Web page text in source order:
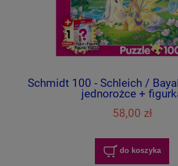
Schmidt 100 - Schleich /
jednorożce +
58,00 zł
do koszyka